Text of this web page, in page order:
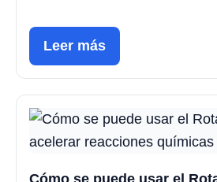
Leer más
Cómo se puede usar el